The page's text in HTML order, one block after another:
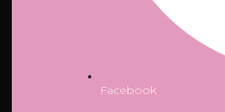
Facebook